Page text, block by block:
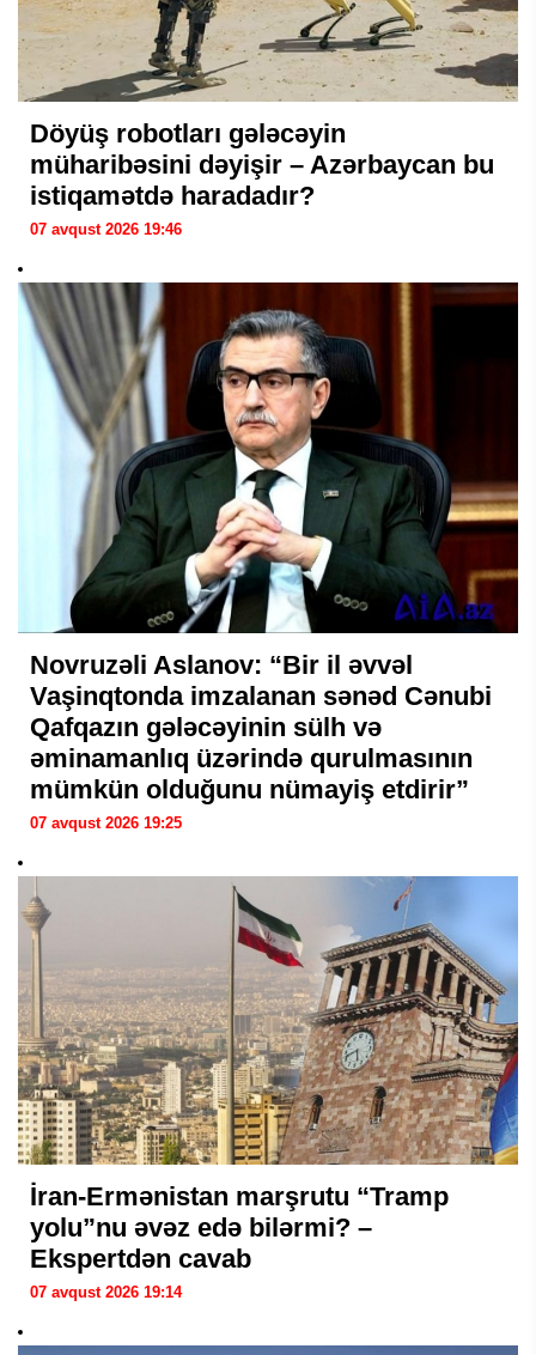
Döyüş robotları gələcəyin
müharibəsini dəyişir – Azərbaycan bu
istiqamətdə haradadır?
07 avqust 2026 19:46
Novruzəli Aslanov: “Bir il əvvəl
Vaşinqtonda imzalanan sənəd Cənubi
Qafqazın gələcəyinin sülh və
əminamanlıq üzərində qurulmasının
mümkün olduğunu nümayiş etdirir”
07 avqust 2026 19:25
İran-Ermənistan marşrutu “Tramp
yolu”nu əvəz edə bilərmi? –
Ekspertdən cavab
07 avqust 2026 19:14